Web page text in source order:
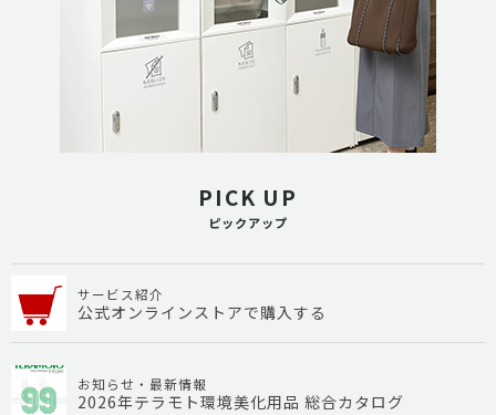
PICK UP
ピックアップ
サービス紹介
公式オンラインストアで購入する
お知らせ・最新情報
2026年テラモト環境美化用品 総合カタログ